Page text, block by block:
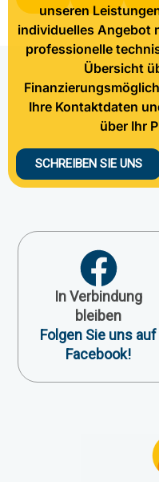
unseren
individuelles Angebot
professionelle
Übersicht
Ihre Kontaktdaten
über Ihr
SCHREIBEN SIE UNS
In Verbindung
bleiben
Folgen Sie uns auf
Facebook!